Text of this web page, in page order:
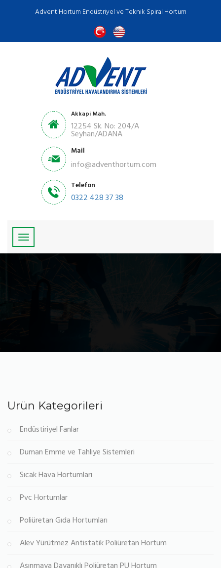
Advent Hortum Endüstriyel ve Teknik Spiral Hortum
Akkapi Mah.
12254 Sk. No: 204/A
Seyhan/ADANA
Mail
info@adventhortum.com
Telefon
0322 428 37 38
Ürün Kategorileri
Endüstiriyel Fanlar
Duman Emme ve Tahliye Sistemleri
Sıcak Hava Hortumları
Pvc Hortumlar
Poliüretan Gıda Hortumları
Alev Yürütmez Antistatik Poliüretan Hortum